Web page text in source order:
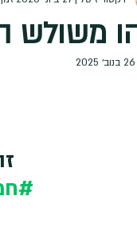
משולש
26 בנוב׳ 2025